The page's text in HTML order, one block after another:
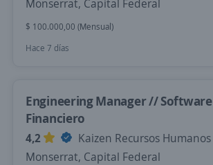
Monserrat, Capital Federal
$ 100.000,00 (Mensual)
Hace 7 días
Engineering Manager // Software
Financiero
4,2
Kaizen Recursos Humanos
Monserrat, Capital Federal